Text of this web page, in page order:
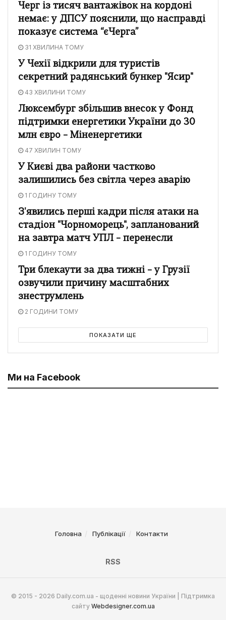
Черг із тисяч вантажівок на кордоні
немає: у ДПСУ пояснили, що насправді
показує система “єЧерга”
31 ХВИЛИНА ТОМУ
У Чехії відкрили для туристів
секретний радянський бункер "Ясир"
43 ХВИЛИНИ ТОМУ
Люксембург збільшив внесок у Фонд
підтримки енергетики України до 30
млн євро – Міненергетики
47 ХВИЛИН ТОМУ
У Києві два райони частково
залишились без світла через аварію
1 ГОДИНУ ТОМУ
З'явились перші кадри після атаки на
стадіон "Чорноморець", запланований
на завтра матч УПЛ – перенесли
1 ГОДИНУ ТОМУ
Три блекаути за два тижні – у Грузії
озвучили причину масштабних
знеструмлень
2 ГОДИНИ ТОМУ
ПОКАЗАТИ ЩЕ
Ми на Facebook
Головна Публікації Контакти
RSS
© 2015 - 2026 Daily.com.ua - щоденні новини України | Підтримка
сайту Webdesigner.com.ua